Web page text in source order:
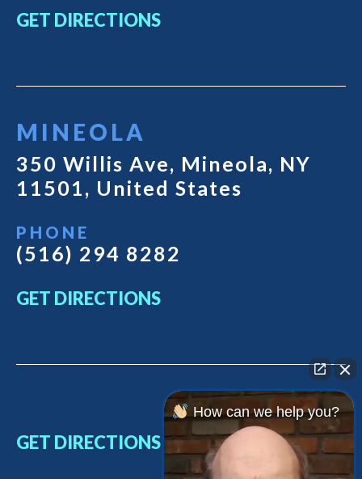
GET DIRECTIONS
MINEOLA
350 Willis Ave, Mineola, NY
11501, United States
PHONE
(516) 294 8282
GET DIRECTIONS
GET DIRECTIONS
How can we help you?